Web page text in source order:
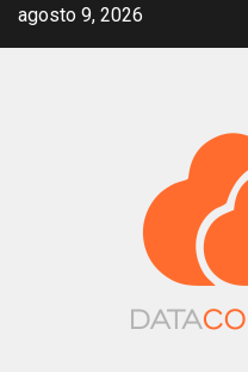
Saltar
agosto 9, 2026